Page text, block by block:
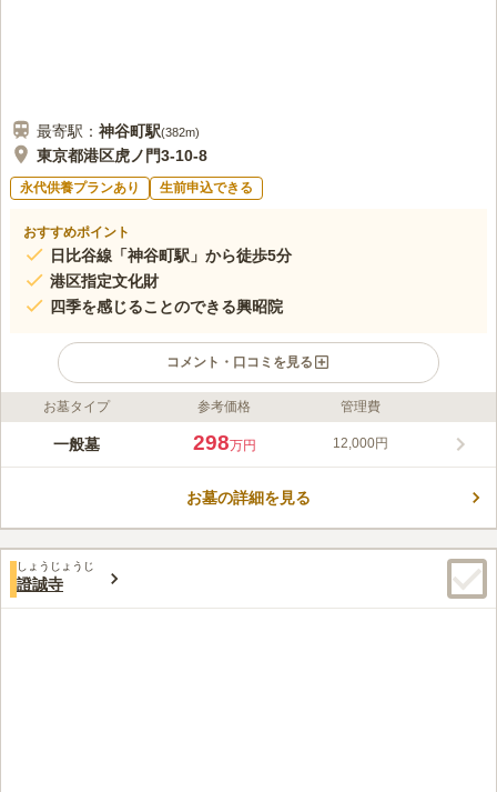
最寄駅： 神谷町駅(382m)
東京都港区虎ノ門3-10-8
永代供養プランあり 生前申込できる
おすすめポイント
日比谷線「神谷町駅」から徒歩5分
港区指定文化財
四季を感じることのできる興昭院
コメント・口コミを見る
ライフドット編集部のコメント
地下鉄日比谷線「神谷町駅」から徒歩5分の立地です。アクセス
かなえてくれた時にこんにゃくをお供えする風習があったことか
す。
口コミ評価
この霊園はまだ誰からも評価されていません。
お墓タイプ 参考価格 管理費
一般墓 298万円 12,000円
お墓の詳細を見る
しょうじょうじ
證誠寺